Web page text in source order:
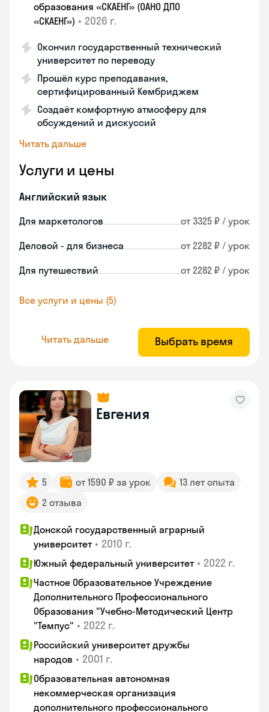
образования «СКАЕНГ» (ОАНО ДПО
«СКАЕНГ») • 2026 г.
Окончил государственный технический
университет по переводу
Прошёл курс преподавания,
сертифицированный Кембриджем
Создаёт комфортную атмосферу для
обсуждений и дискуссий
Читать дальше
Услуги и цены
Английский язык
Для маркетологов от 3325 ₽ / урок
Деловой - для бизнеса от 2282 ₽ / урок
Для путешествий от 2282 ₽ / урок
Все услуги и цены (5)
Читать дальше Выбрать время
Евгения
5 от 1590 ₽ за урок
13 лет опыта
2 отзыва
Донской государственный аграрный
университет • 2010 г.
Южный федеральный университет • 2022 г.
Частное Образовательное Учреждение
Дополнительного Профессионального
Образования "Учебно-Методический Центр
"Темпус" • 2022 г.
Российский университет дружбы
народов • 2001 г.
Образовательная автономная
некоммерческая организация
дополнительного профессионального